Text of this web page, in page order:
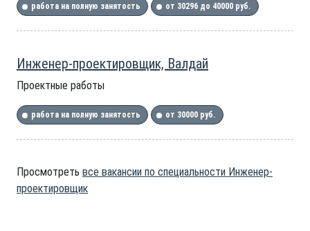
работа на полную занятость от 30296 до 40000 руб.
Инженер-проектировщик, Валдай
Проектные работы
работа на полную занятость от 30000 руб.
Просмотреть все вакансии по специальности Инженер-
проектировщик